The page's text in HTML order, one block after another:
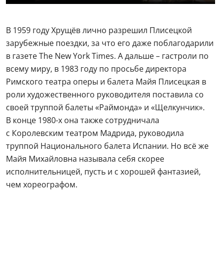
В 1959 году Хрущёв лично разрешил Плисецкой
зарубежные поездки, за что его даже поблагодарили
в газете The New York Times. А дальше – гастроли по
всему миру, в 1983 году по просьбе директора
Римского театра оперы и балета Майя Плисецкая в
роли художественного руководителя поставила со
своей труппой балеты «Раймонда» и «Щелкунчик».
В конце 1980-х она также сотрудничала
с Королевским театром Мадрида, руководила
труппой Национального балета Испании. Но всё же
Майя Михайловна называла себя скорее
исполнительницей, пусть и с хорошей фантазией,
чем хореографом.